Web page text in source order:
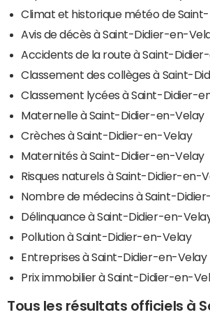
Climat et historique météo de
Avis de décès à Saint-Didier-en-
Accidents de la route à Saint-
Classement des collèges à Saint-
Classement lycées à Saint-Didier-
Maternelle à Saint-Didier-en-Velay
Crèches à Saint-Didier-en-Velay
Maternités à Saint-Didier-en-Velay
Risques naturels à Saint-Didier-en-
Nombre de médecins à Saint-
Délinquance à Saint-Didier-en-
Pollution à Saint-Didier-en-Velay
Entreprises à Saint-Didier-en-Velay
Prix immobilier à Saint-Didier-en-
Tous les résultats officiels à